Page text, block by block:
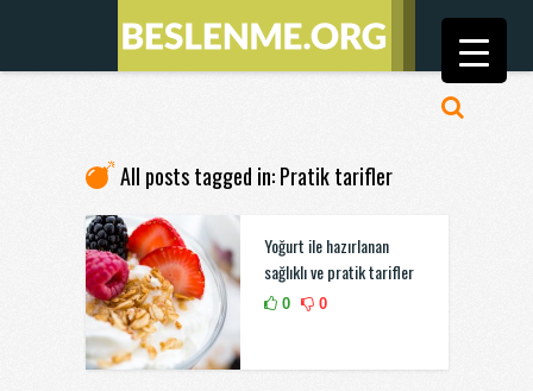
All posts tagged in: Pratik tarifler
Yoğurt ile hazırlanan
sağlıklı ve pratik tarifler
0 0